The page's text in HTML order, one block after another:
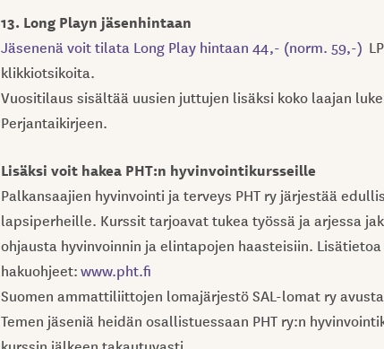
13. Long Playn jäsenhintaan
Jäsenenä voit tilata Long Play hintaan 44,- (norm. 59,-)
klikkiotsikoita.
Vuositilaus sisältää uusien juttujen lisäksi koko laajan
Perjantaikirjeen.
Lisäksi voit hakea PHT:n hyvinvointikursseille
Palkansaajien hyvinvointi ja terveys PHT ry järjestää
lapsiperheille. Kurssit tarjoavat tukea työssä ja arjessa
ohjausta hyvinvoinnin ja elintapojen haasteisiin.
hakuohjeet:www.pht.fi
Suomen ammattiliittojen lomajärjestö SAL-lomat ry
Temen jäseniä heidän osallistuessaan PHT ry:n